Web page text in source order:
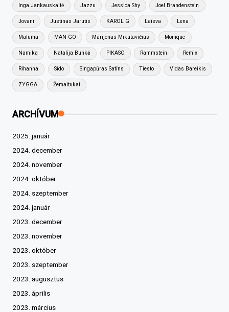
Inga Jankauskaitė Jazzu Jessica Shy Joel Brandenstein
Jovani Justinas Jarutis KAROL G Laisva Lena
Maluma MAN-GO Marijonas Mikutavičius Monique
Namika Natalija Bunkė PIKASO Rammstein Remix
Rihanna Sido Singapūras Satīns Tiesto Vidas Bareikis
ZYGGA Žemaitukai
ARCHÍVUM
2025. január
2024. december
2024. november
2024. október
2024. szeptember
2024. január
2023. december
2023. november
2023. október
2023. szeptember
2023. augusztus
2023. április
2023. március